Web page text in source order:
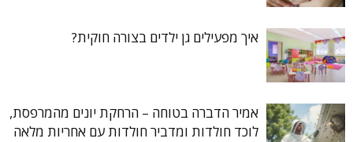
איך מפעילים גן ילדים בצורה חוקית?
אמיר הדברה בטוחה – הרחקת יונים מהמרפסת,
לוכד חולדות ומדביר חולדות עם אחריות מלאה